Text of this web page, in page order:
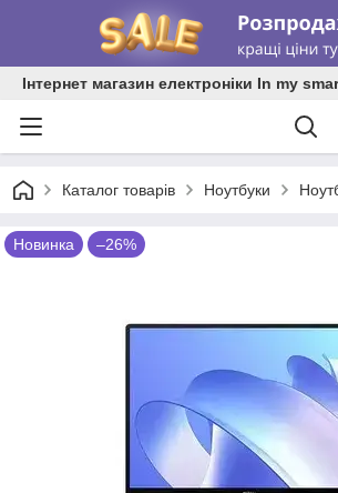
Інтернет магазин електроніки In my
Каталог товарів Ноутбуки
Новинка –26%